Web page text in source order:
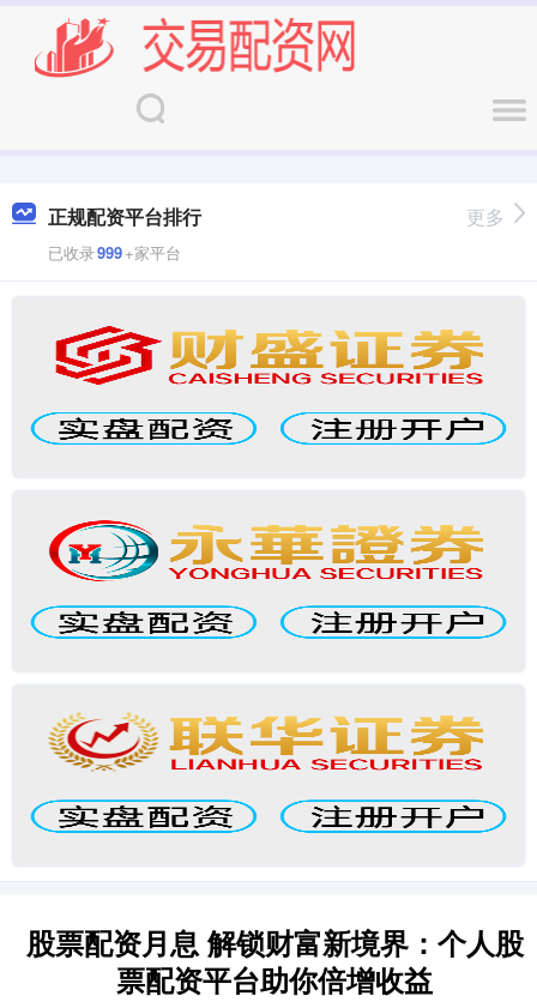
正规配资平台排行
已收录999+家平台
更多
股票配资月息 解锁财富新境界：个人股
票配资平台助你倍增收益